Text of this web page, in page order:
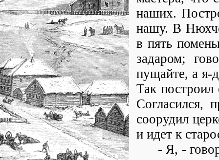
наших.
нашу. В
в пять
задаром;
пущайте, а я-
Так
соорудил
и идет к
- Я, -